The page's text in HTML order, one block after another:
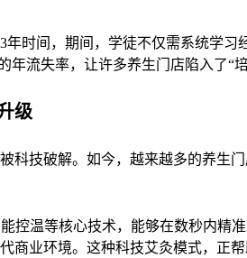
时间，期间，学徒不仅需系统学
流失率，让许多养生门店陷入了“
级
科技破解。如今，越来越多的养生门
温等核心技术，能够在数秒内精
商业环境。这种科技艾灸模式，正